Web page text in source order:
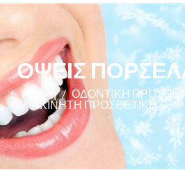
ΟΨΕΙΣ
Αρχική
ΟΔΟΝΤΙΚΗ
ΑΚΙΝΗΤΗ ΠΡΟΣΘΕΤΙΚΗ